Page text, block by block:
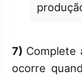
7) Complete
ocorre